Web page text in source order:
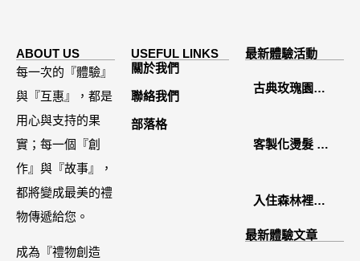
ABOUT US
每一次的『體驗』
與『互惠』，都是
用心與支持的果
實；每一個『創
作』與『故事』，
都將變成最美的禮
物傳遞給您。
成為『禮物創造
USEFUL LINKS
關於我們
聯絡我們
部落格
最新體驗活動
古典玫瑰園
禮盒開箱分享 /
客製化燙髮 鏡
入住森林裡的
最新體驗文章